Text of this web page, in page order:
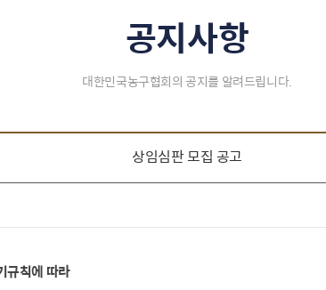
공지사항
대한민국농구협회의 공지를 알려드립니다.
상임심판 모집 공고
규칙에 따라